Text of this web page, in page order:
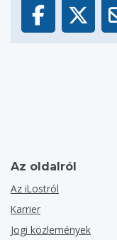
Az oldalról
Az iLostról
Karrier
Jogi közlemények